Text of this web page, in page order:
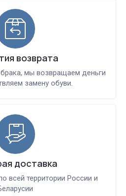
возврата
мы возвращаем деньги
замену обуви.
доставка
всей территории России и